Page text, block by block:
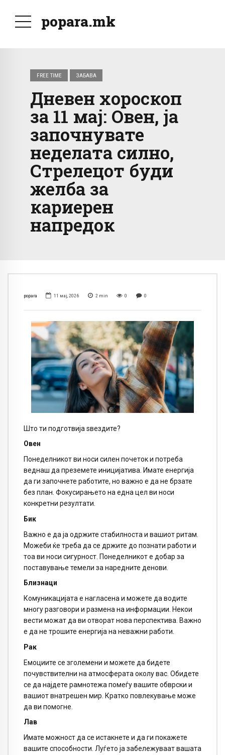
popara.mk
FREE TIME ЗАБАВА
Дневен хороскоп
за 11 мај: Овен, ја
започнувате
неделата силно,
Стрелецот буди
желба за
кариерен
напредок
popara 11 мај, 2026 2 min 0 0
Што ти подготвија ѕвездите?
Овен
Понеделникот ви носи силен почеток и потреба
веднаш да преземете иницијатива. Имате енергија
да ги започнете работите, но важно е да не брзате
без план. Фокусирањето на една цел ви носи
конкретни резултати.
Бик
Важно е да ја одржите стабилноста и вашиот ритам.
Можеби ќе треба да се држите до познати работи и
тоа ви носи сигурност. Понеделникот е добар за
поставување темели за наредните денови.
Близнаци
Комуникацијата е нагласена и можете да водите
многу разговори и размена на информации. Некои
вести можат да ви отворат нова перспектива. Важно
е да не трошите енергија на неважни работи.
Рак
Емоциите се зголемени и можете да бидете
почувствителни на атмосферата околу вас. Обидете
се да најдете рамнотежа помеѓу вашите обврски и
вашиот внатрешен мир. Кратко повлекување може
да ви помогне.
Лав
Имате можност да се истакнете и да ги покажете
вашите способности. Луѓето ја забележуваат вашата